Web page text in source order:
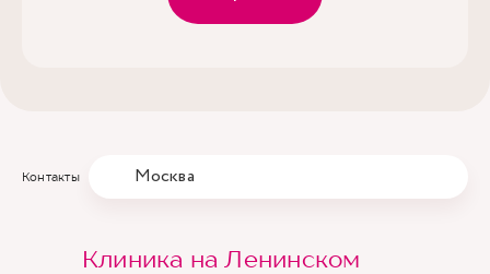
Контакты Москва
Клиника на Ленинском